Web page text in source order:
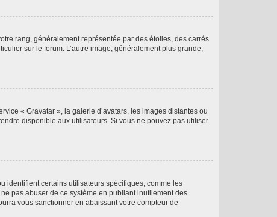
rang, généralement représentée par des étoiles, des carrés
sur le forum. L’autre image, généralement plus grande,
« Gravatar », la galerie d’avatars, les images distantes ou
disponible aux utilisateurs. Si vous ne pouvez pas utiliser
identifient certains utilisateurs spécifiques, comme les
pas abuser de ce système en publiant inutilement des
vous sanctionner en abaissant votre compteur de